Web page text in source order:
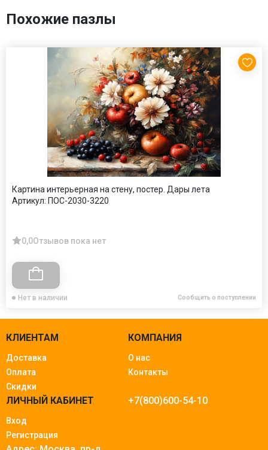
Похожие пазлы
Картина интерьерная на стену, постер. Дары лета
Артикул: ПОС-2030-3220
0,0Отзывов пока нет
Нет в наличии Сообщить о поступлении
КЛИЕНТАМ
Доставка
Оплата
Скидки
КОМПАНИЯ
О нас
Контакты
ЛИЧНЫЙ КАБИНЕТ
Вход
Регистрация
+7(800)600-54-10